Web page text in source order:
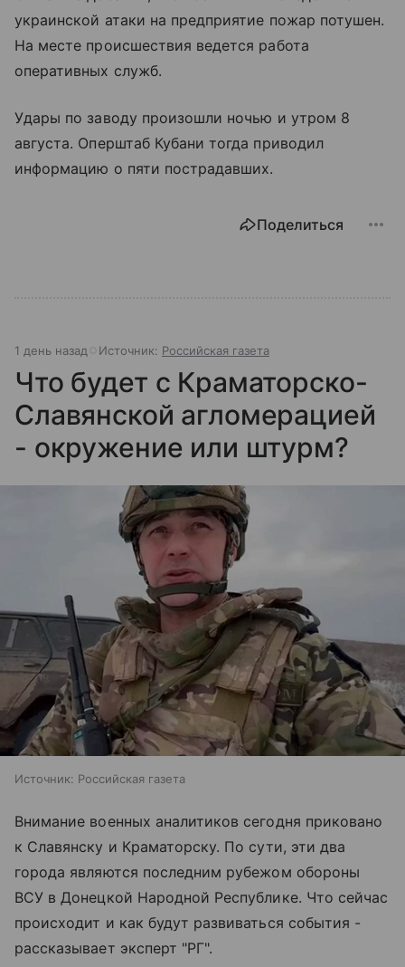
украинской атаки на предприятие пожар потушен.
На месте происшествия ведется работа
оперативных служб.
Удары по заводу произошли ночью и утром 8
августа. Оперштаб Кубани тогда приводил
информацию о пяти пострадавших.
Поделиться
1 день назад Источник: Российская газета
Что будет с Краматорско-
Славянской агломерацией
- окружение или штурм?
Источник: Российская газета
Внимание военных аналитиков сегодня приковано
к Славянску и Краматорску. По сути, эти два
города являются последним рубежом обороны
ВСУ в Донецкой Народной Республике. Что сейчас
происходит и как будут развиваться события -
рассказывает эксперт "РГ".